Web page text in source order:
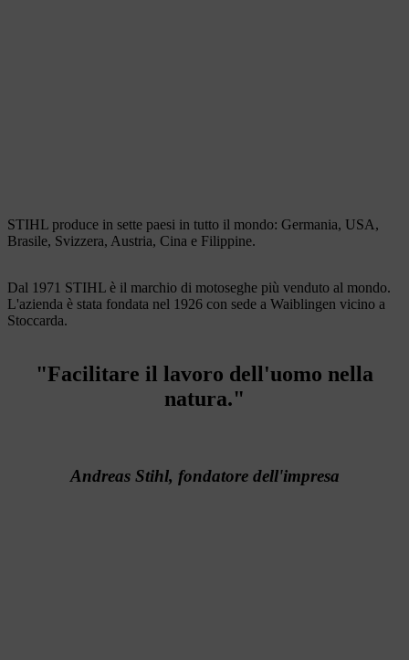
STIHL produce in sette paesi in tutto il mondo: Germania, USA,
Brasile, Svizzera, Austria, Cina e Filippine.
Dal 1971 STIHL è il marchio di motoseghe più venduto al mondo.
L'azienda è stata fondata nel 1926 con sede a Waiblingen vicino a
Stoccarda.
"Facilitare il lavoro dell'uomo nella
natura."
Andreas Stihl, fondatore dell'impresa